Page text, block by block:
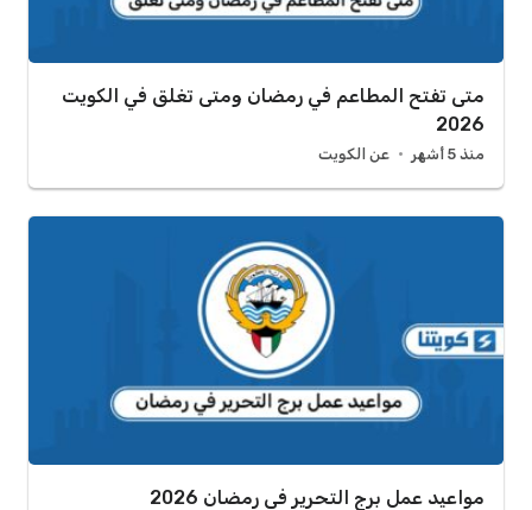
متى تفتح المطاعم في رمضان ومتى تغلق في الكويت
2026
منذ 5 أشهر عن الكويت
مواعيد عمل برج التحرير في رمضان 2026